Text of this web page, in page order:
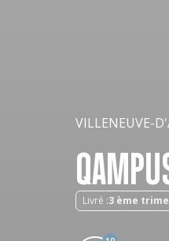
VILLENEUVE-
Livré :3 ème